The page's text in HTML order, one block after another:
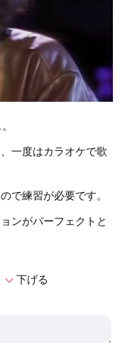
一度はカラオケで歌
で練習が必要です。
ンがパーフェクトと
expand_more下げる